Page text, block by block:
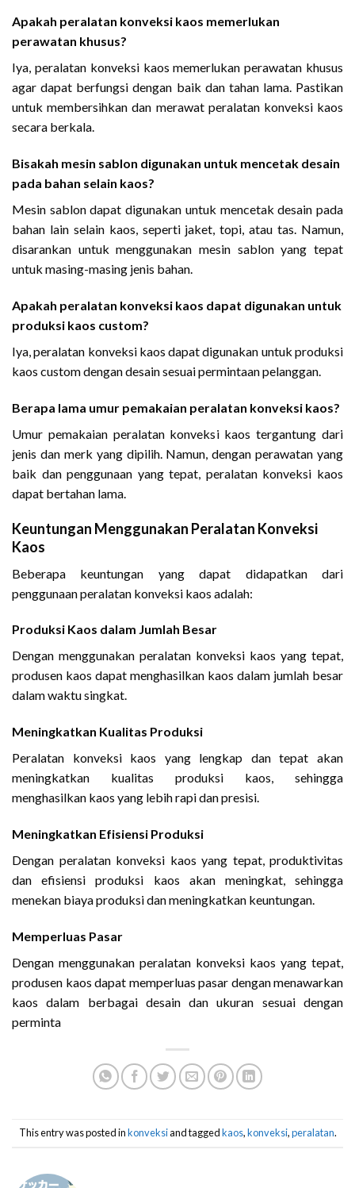
Apakah peralatan konveksi kaos memerlukan
perawatan khusus?
Iya, peralatan konveksi kaos memerlukan perawatan khusus
agar dapat berfungsi dengan baik dan tahan lama. Pastikan
untuk membersihkan dan merawat peralatan konveksi kaos
secara berkala.
Bisakah mesin sablon digunakan untuk mencetak desain
pada bahan selain kaos?
Mesin sablon dapat digunakan untuk mencetak desain pada
bahan lain selain kaos, seperti jaket, topi, atau tas. Namun,
disarankan untuk menggunakan mesin sablon yang tepat
untuk masing-masing jenis bahan.
Apakah peralatan konveksi kaos dapat digunakan untuk
produksi kaos custom?
Iya, peralatan konveksi kaos dapat digunakan untuk produksi
kaos custom dengan desain sesuai permintaan pelanggan.
Berapa lama umur pemakaian peralatan konveksi kaos?
Umur pemakaian peralatan konveksi kaos tergantung dari
jenis dan merk yang dipilih. Namun, dengan perawatan yang
baik dan penggunaan yang tepat, peralatan konveksi kaos
dapat bertahan lama.
Keuntungan Menggunakan Peralatan Konveksi
Kaos
Beberapa keuntungan yang dapat didapatkan dari
penggunaan peralatan konveksi kaos adalah:
Produksi Kaos dalam Jumlah Besar
Dengan menggunakan peralatan konveksi kaos yang tepat,
produsen kaos dapat menghasilkan kaos dalam jumlah besar
dalam waktu singkat.
Meningkatkan Kualitas Produksi
Peralatan konveksi kaos yang lengkap dan tepat akan
meningkatkan kualitas produksi kaos, sehingga
menghasilkan kaos yang lebih rapi dan presisi.
Meningkatkan Efisiensi Produksi
Dengan peralatan konveksi kaos yang tepat, produktivitas
dan efisiensi produksi kaos akan meningkat, sehingga
menekan biaya produksi dan meningkatkan keuntungan.
Memperluas Pasar
Dengan menggunakan peralatan konveksi kaos yang tepat,
produsen kaos dapat memperluas pasar dengan menawarkan
kaos dalam berbagai desain dan ukuran sesuai dengan
perminta
This entry was posted inkonveksiand taggedkaos,konveksi,peralatan.